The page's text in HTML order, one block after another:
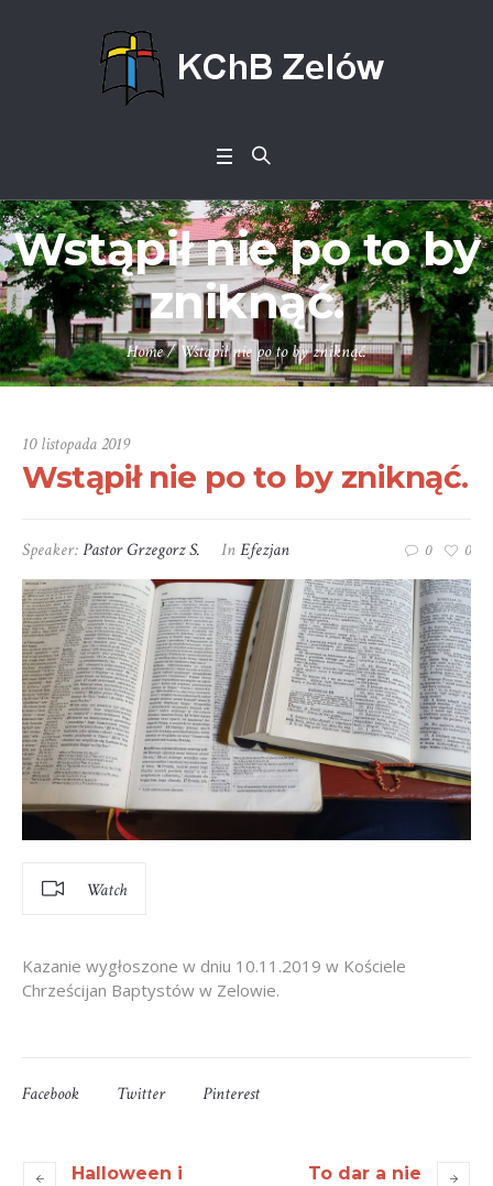
Wstąpił nie po to by
zniknąć.
Home/Wstąpił nie po to by zniknąć.
10 listopada 2019
Wstąpił nie po to by zniknąć.
Speaker:Pastor Grzegorz S. InEfezjan 0 0
Watch
Kazanie wygłoszone w dniu 10.11.2019 w Kościele
Chrześcijan Baptystów w Zelowie.
Facebook Twitter Pinterest
Halloween i
To dar a nie